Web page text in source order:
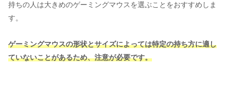
持ちの人は大きめのゲーミングマウスを選ぶことをおすすめしま
す。
ゲーミングマウスの形状とサイズによっては特定の持ち方に適し
ていないことがあるため、注意が必要です。